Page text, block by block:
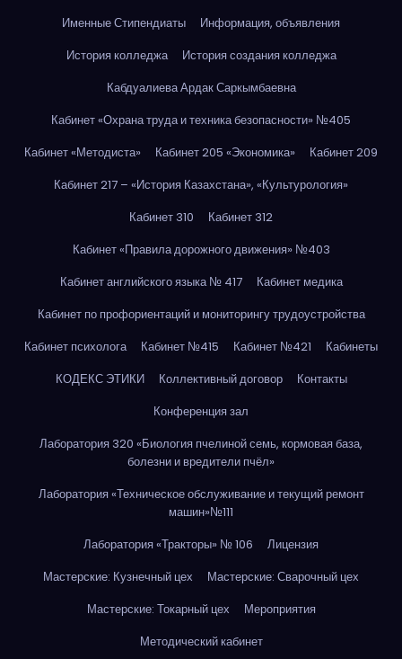
Именные Стипендиаты
Информация, объявления
История колледжа
История создания колледжа
Кабдуалиева Ардак Саркымбаевна
Кабинет «Охрана труда и техника безопасности» №405
Кабинет «Методиста»
Кабинет 205 «Экономика»
Кабинет 209
Кабинет 217 – «История Казахстана», «Культурология»
Кабинет 310
Кабинет 312
Кабинет «Правила дорожного движения» №403
Кабинет английского языка № 417
Кабинет медика
Кабинет по профориентаций и мониторингу трудоустройства
Кабинет психолога
Кабинет №415 Кабинет №421
Кабинеты
КОДЕКС ЭТИКИ
Коллективный договор
Контакты
Конференция зал
Лаборатория 320 «Биология пчелиной семь, кормовая база,
болезни и вредители пчёл»
Лаборатория «Техническое обслуживание и текущий ремонт
машин»№111
Лаборатория «Тракторы» № 106
Лицензия
Мастерские: Кузнечный цех
Мастерские: Сварочный цех
Мастерские: Токарный цех
Мероприятия
Методический кабинет